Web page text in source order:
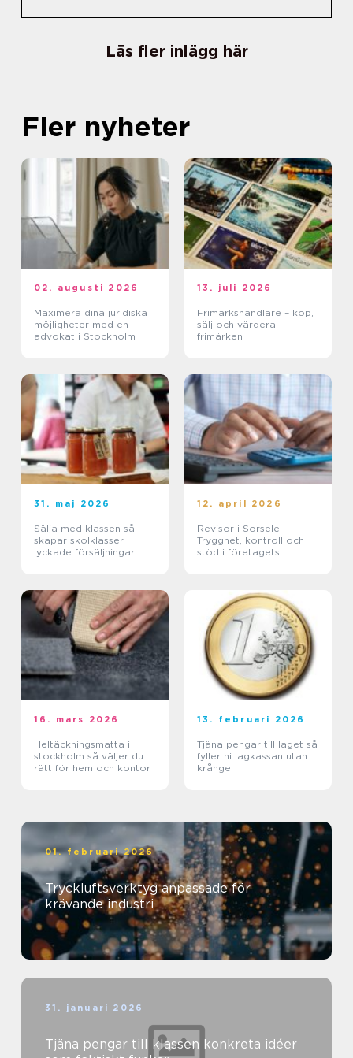
Läs fler inlägg här
Fler nyheter
02. augusti 2026
Maximera dina juridiska
möjligheter med en
advokat i Stockholm
13. juli 2026
Frimärkshandlare – köp,
sälj och värdera
frimärken
31. maj 2026
Sälja med klassen så
skapar skolklasser
lyckade försäljningar
12. april 2026
Revisor i Sorsele:
Trygghet, kontroll och
stöd i företagets
16. mars 2026
Heltäckningsmatta i
stockholm så väljer du
rätt för hem och kontor
13. februari 2026
Tjäna pengar till laget så
fyller ni lagkassan utan
krångel
01. februari 2026
Tryckluftsverktyg anpassade för
krävande industri
31. januari 2026
Tjäna pengar till klassen konkreta idéer